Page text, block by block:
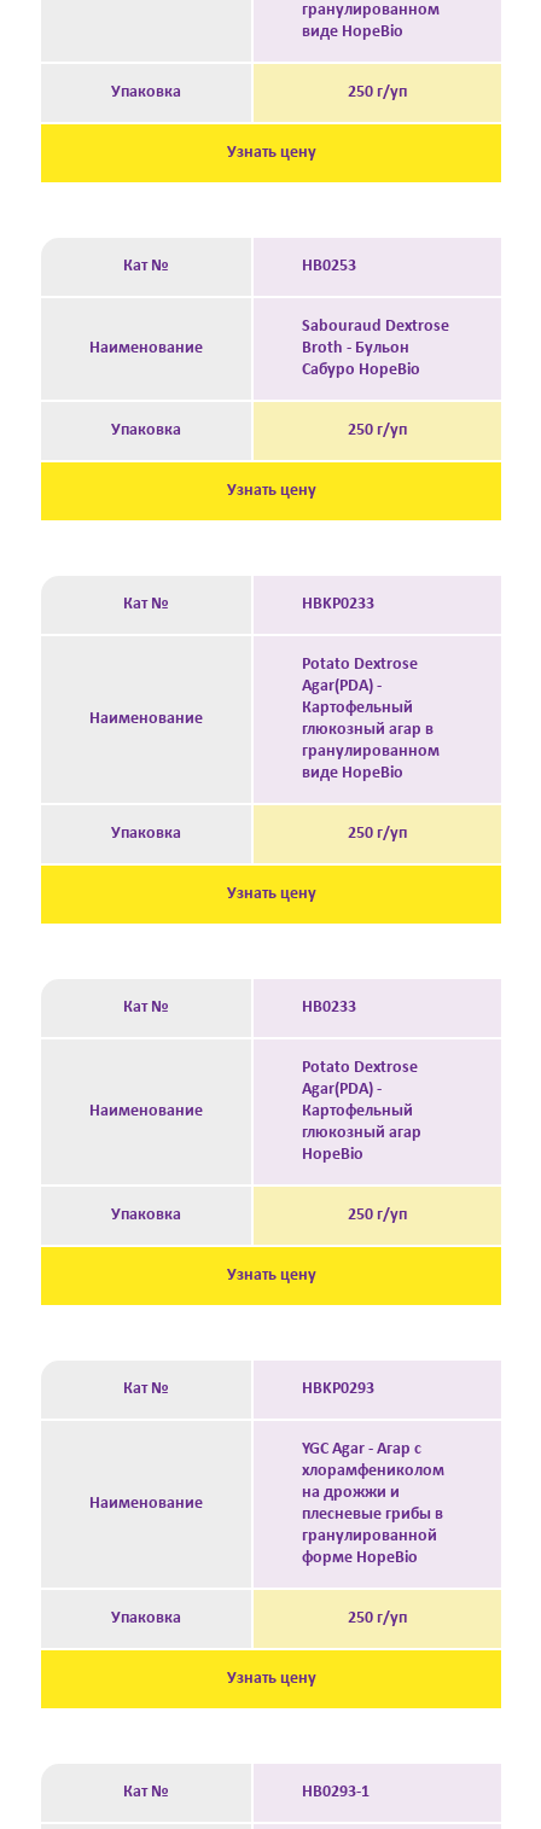
гранулированном
виде HopeBio
Упаковка 250 г/уп
Узнать цену
Кат № HB0253
Наименование
Sabouraud Dextrose
Broth - Бульон
Сабуро HopeBio
Упаковка 250 г/уп
Узнать цену
Кат № HBKP0233
Наименование
Potato Dextrose
Agar(PDA) -
Картофельный
глюкозный агар в
гранулированном
виде HopeBio
Упаковка 250 г/уп
Узнать цену
Кат № HB0233
Наименование
Potato Dextrose
Agar(PDA) -
Картофельный
глюкозный агар
HopeBio
Упаковка 250 г/уп
Узнать цену
Кат № HBKP0293
Наименование
YGC Agar - Агар с
хлорамфениколом
на дрожжи и
плесневые грибы в
гранулированной
форме HopeBio
Упаковка 250 г/уп
Узнать цену
Кат № HB0293-1